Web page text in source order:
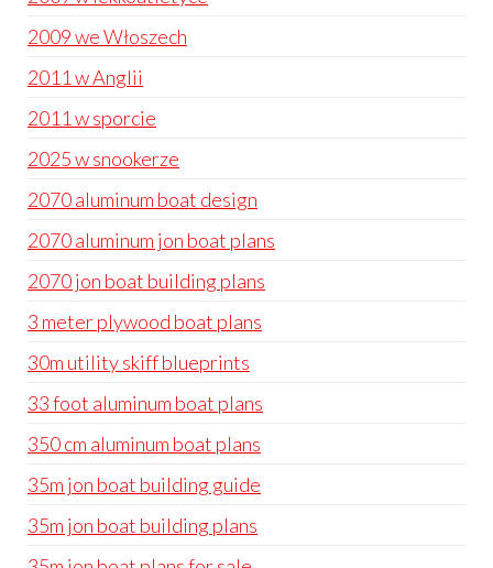
2009 we Włoszech
2011 w Anglii
2011 w sporcie
2025 w snookerze
2070 aluminum boat design
2070 aluminum jon boat plans
2070 jon boat building plans
3 meter plywood boat plans
30m utility skiff blueprints
33 foot aluminum boat plans
350 cm aluminum boat plans
35m jon boat building guide
35m jon boat building plans